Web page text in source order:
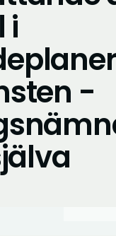
i
-